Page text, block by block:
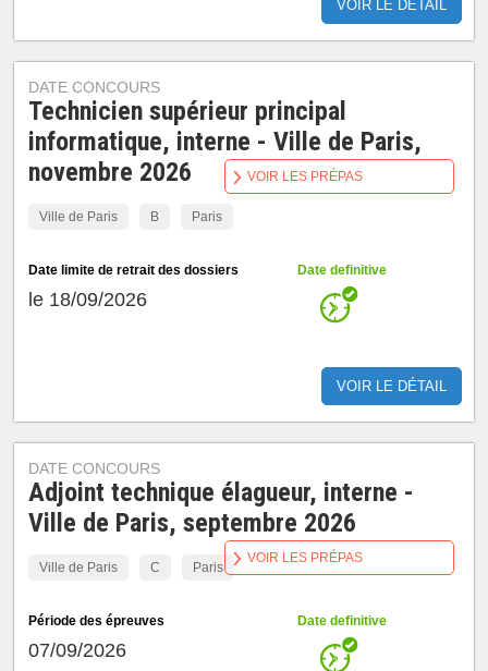
VOIR LE DÉTAIL
DATE CONCOURS
Technicien supérieur principal
informatique, interne - Ville de Paris,
novembre 2026
Ville de Paris B Paris
Date limite de retrait des dossiers
le 18/09/2026
Date definitive
VOIR LE DÉTAIL
VOIR LES PRÉPAS
DATE CONCOURS
Adjoint technique élagueur, interne -
Ville de Paris, septembre 2026
Ville de Paris C Paris
Période des épreuves
07/09/2026
Date definitive
VOIR LES PRÉPAS